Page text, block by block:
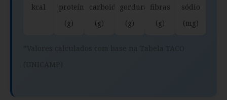
kcal
proteína
(g)
carboidratos
(g)
gorduras
(g)
fibras
(g)
sódio
(mg)